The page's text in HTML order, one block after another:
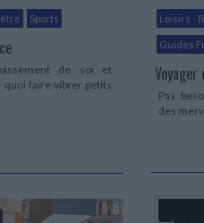
Sports
de soi et
quoi faire vibrer petits
Loisirs -
Guides
Voyager
Pas
des